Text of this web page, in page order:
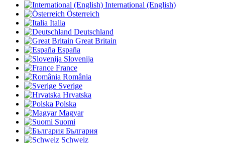
International (English)
Österreich
Italia
Deutschland
Great Britain
España
Slovenija
France
România
Sverige
Hrvatska
Polska
Magyar
Suomi
България
Schweiz